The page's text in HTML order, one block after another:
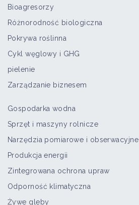
Bioagresorzy
Różnorodność biologiczna
Pokrywa roślinna
Cykl węglowy i GHG
pielenie
Zarządzanie biznesem
Gospodarka wodna
Sprzęt i maszyny rolnicze
Narzędzia pomiarowe i obserwacyjne
Produkcja energii
Zintegrowana ochrona upraw
Odporność klimatyczna
Żywe gleby